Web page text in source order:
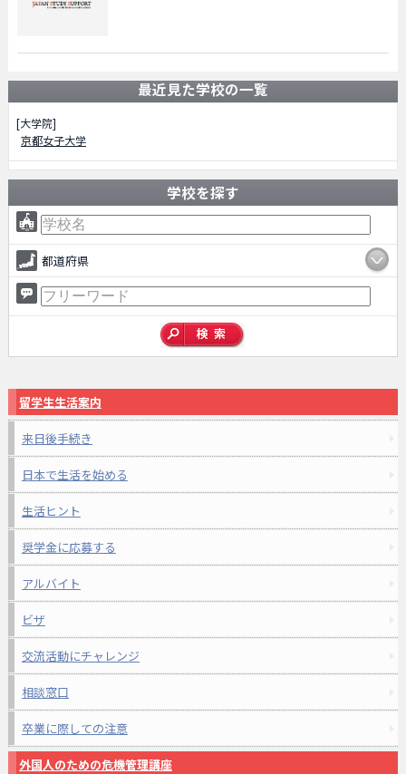
最近見た学校の一覧
[大学院]
京都女子大学
学校を探す
都道府県
留学生生活案内
来日後手続き
日本で生活を始める
生活ヒント
奨学金に応募する
アルバイト
ビザ
交流活動にチャレンジ
相談窓口
卒業に際しての注意
外国人のための危機管理講座